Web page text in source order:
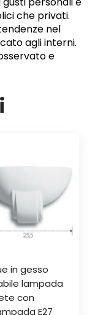
che privati.
nel
agli interni.
e
in gesso
lampada
con
E27